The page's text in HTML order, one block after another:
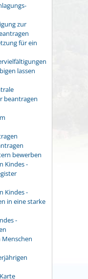
zur
für ein
lassen
beantragen
bewerben
Kindes -
Kindes -
in eine starke
-